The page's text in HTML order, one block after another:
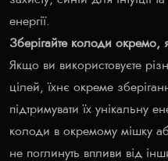
енергії.
Зберігайте колоди окремо,
Якщо ви використовуєте
цілей, їхнє окреме
підтримувати їх унікальну
колоди в окремому мішку
не поглинуть впливи від